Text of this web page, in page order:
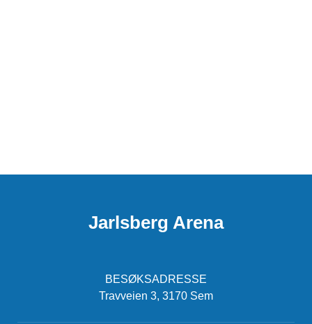
Jarlsberg Arena
BESØKSADRESSE
Travveien 3, 3170 Sem